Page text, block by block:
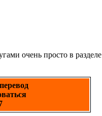
очень просто в разделе